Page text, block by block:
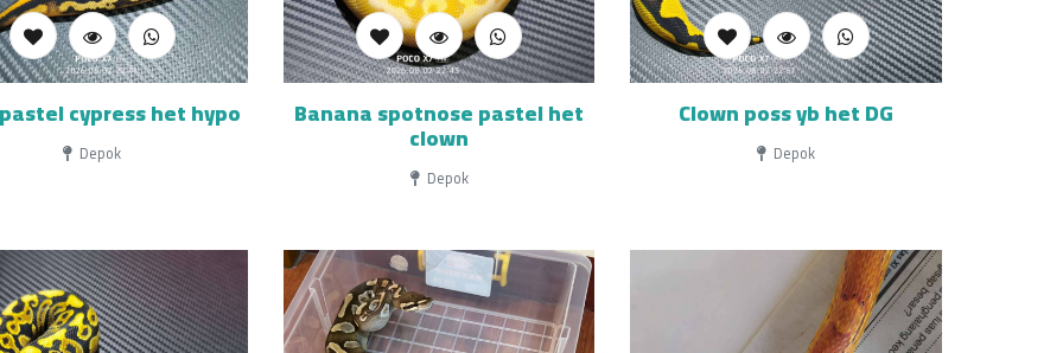
cypress het hypo
Depok
Banana spotnose pastel het
clown
Depok
Clown poss yb het DG
Depok